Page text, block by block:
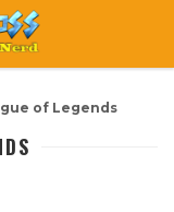
of Legends